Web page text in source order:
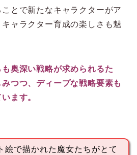
とで新たなキャラクターがア
ャラクター育成の楽しさも魅
奥深い戦略が求められるた
つつ、ディープな戦略要素も
ます。
絵で描かれた魔女たちがとて